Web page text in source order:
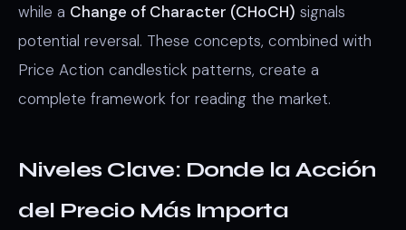
while a Change of Character (CHoCH) signals
potential reversal. These concepts, combined with
Price Action candlestick patterns, create a
complete framework for reading the market.
Niveles Clave: Donde la Acción
del Precio Más Importa